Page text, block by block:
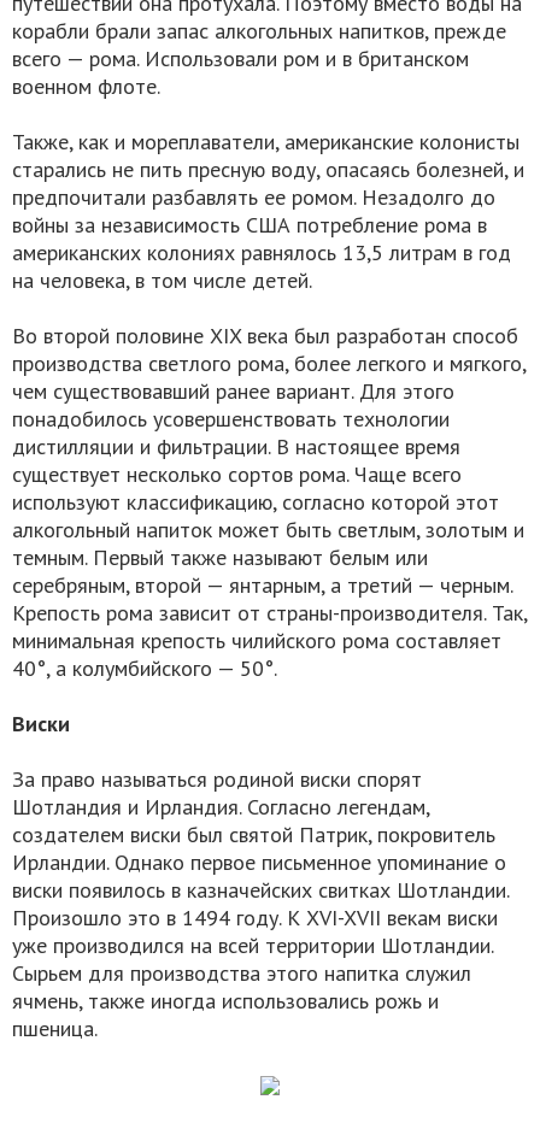
корабли брали запас алкогольных напитков, прежде
всего — рома. Использовали ром и в британском
военном флоте.
Также, как и мореплаватели, американские колонисты
старались не пить пресную воду, опасаясь болезней, и
предпочитали разбавлять ее ромом. Незадолго до
войны за независимость США потребление рома в
американских колониях равнялось 13,5 литрам в год
на человека, в том числе детей.
Во второй половине XIX века был разработан способ
производства светлого рома, более легкого и мягкого,
чем существовавший ранее вариант. Для этого
понадобилось усовершенствовать технологии
дистилляции и фильтрации. В настоящее время
существует несколько сортов рома. Чаще всего
используют классификацию, согласно которой этот
алкогольный напиток может быть светлым, золотым и
темным. Первый также называют белым или
серебряным, второй — янтарным, а третий — черным.
Крепость рома зависит от страны-производителя. Так,
минимальная крепость чилийского рома составляет
40°, а колумбийского — 50°.
Виски
За право называться родиной виски спорят
Шотландия и Ирландия. Согласно легендам,
создателем виски был cвятой Патрик, покровитель
Ирландии. Однако первое письменное упоминание о
виски появилось в казначейских свитках Шотландии.
Произошло это в 1494 году. К XVI-XVII векам виски
уже производился на всей территории Шотландии.
Сырьем для производства этого напитка служил
ячмень, также иногда использовались рожь и
пшеница.